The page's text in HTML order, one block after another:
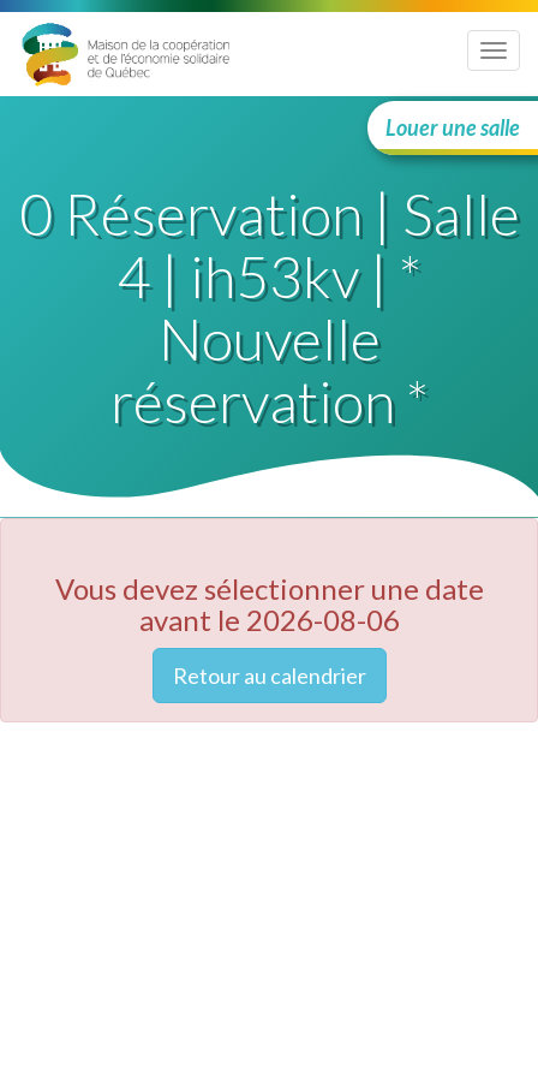
Menu
Louer une salle
0 Réservation | Salle
4 | ih53kv | *
Nouvelle
réservation *
Vous devez sélectionner une date
avant le 2026-08-06
Retour au calendrier